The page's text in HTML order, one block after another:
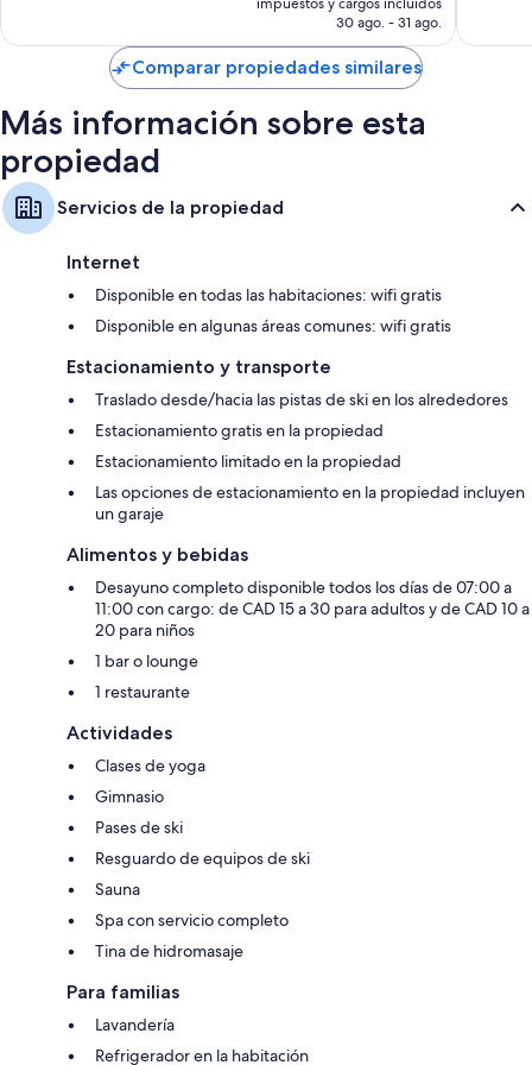
Refrigeradores, teteras eléctricas y servicio de limpieza diario
de
$6,877 MXN
impuestos y cargos incluidos
30 ago. - 31 ago.
Comparar propiedades similares
Más información sobre esta
propiedad
Servicios de la propiedad
Internet
Disponible en todas las habitaciones: wifi gratis
Disponible en algunas áreas comunes: wifi gratis
Estacionamiento y transporte
Traslado desde/hacia las pistas de ski en los alrededores
Estacionamiento gratis en la propiedad
Estacionamiento limitado en la propiedad
Las opciones de estacionamiento en la propiedad incluyen
un garaje
Alimentos y bebidas
Desayuno completo disponible todos los días de 07:00 a
11:00 con cargo: de CAD 15 a 30 para adultos y de CAD 10 a
20 para niños
1 bar o lounge
1 restaurante
Actividades
Clases de yoga
Gimnasio
Pases de ski
Resguardo de equipos de ski
Sauna
Spa con servicio completo
Tina de hidromasaje
Para familias
Lavandería
Refrigerador en la habitación